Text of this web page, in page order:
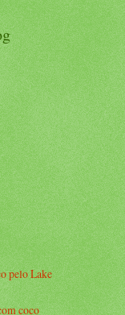
pelo Lake
coco